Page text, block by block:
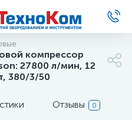
компрессор
27800 л/мин, 12
380/3/50
Отзывы 0